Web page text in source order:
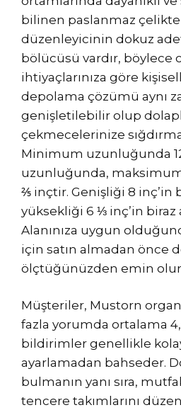
bilinen paslanmaz
düzenleyicinin dokuz
bölücüsü vardır, böylece
ihtiyaçlarınıza göre
depolama çözümü aynı
genişletilebilir olup
çekmecelerinize
Minimum uzunluğunda
uzunluğunda,
⅖ inçtir. Genişliği 8 inç’in
yüksekliği 6 ⅓ inç’in biraz
Alanınıza uygun
için satın almadan önce
ölçtüğünüzden emin
Müşteriler, Mustorn
fazla yorumda ortalama
bildirimler genellikle
ayarlamadan bahseder.
bulmanın yanı sıra,
tencere takımlarını